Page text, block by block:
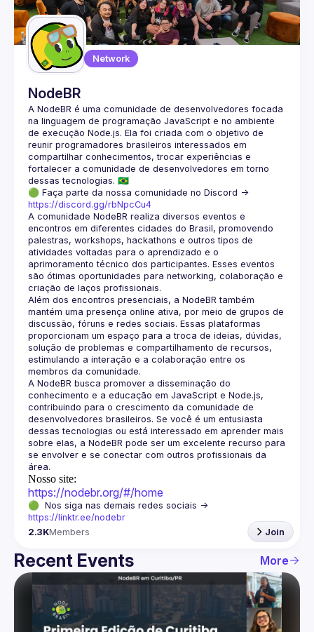
Guilds
Network
NodeBR
A NodeBR é uma comunidade de desenvolvedores focada
na linguagem de programação JavaScript e no ambiente
de execução Node.js. Ela foi criada com o objetivo de
reunir programadores brasileiros interessados em
compartilhar conhecimentos, trocar experiências e
fortalecer a comunidade de desenvolvedores em torno
🟢 Faça parte da nossa comunidade no Discord ->
https://discord.gg/rbNpcCu4
A comunidade NodeBR realiza diversos eventos e
encontros em diferentes cidades do Brasil, promovendo
palestras, workshops, hackathons e outros tipos de
atividades voltadas para o aprendizado e o
aprimoramento técnico dos participantes. Esses eventos
são ótimas oportunidades para networking, colaboração e
Além dos encontros presenciais, a NodeBR também
mantém uma presença online ativa, por meio de grupos de
discussão, fóruns e redes sociais. Essas plataformas
proporcionam um espaço para a troca de ideias, dúvidas,
solução de problemas e compartilhamento de recursos,
estimulando a interação e a colaboração entre os
A NodeBR busca promover a disseminação do
conhecimento e a educação em JavaScript e Node.js,
contribuindo para o crescimento da comunidade de
desenvolvedores brasileiros. Se você é um entusiasta
dessas tecnologias ou está interessado em aprender mais
sobre elas, a NodeBR pode ser um excelente recurso para
se envolver e se conectar com outros profissionais da
Nosso site:
https://nodebr.org/#/home
https://linktr.ee/nodebr
2.3KMembers Join
Recent Events More